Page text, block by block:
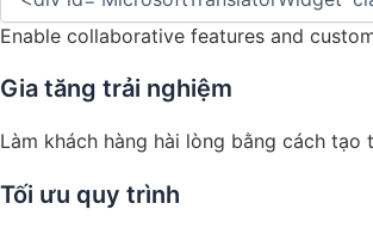
Enable collaborative features and
Gia tăng trải nghiệm
Làm khách hàng hài lòng bằng cách
Tối ưu quy trình